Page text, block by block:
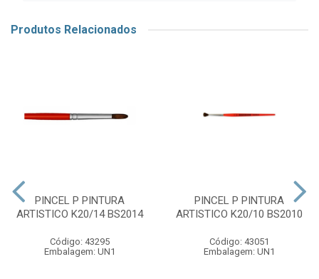
Produtos Relacionados
PINCEL P PINTURA
ARTISTICO K20/14 BS2014
Código: 43295
Embalagem: UN1
PINCEL P PINTURA
ARTISTICO K20/10 BS2010
Código: 43051
Embalagem: UN1